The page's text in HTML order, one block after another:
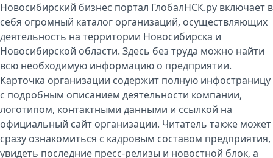
Новосибирский бизнес портал ГлобалНСК.ру включает в
себя огромный каталог организаций, осуществляющих
деятельность на территории Новосибирска и
Новосибирской области. Здесь без труда можно найти
всю необходимую информацию о предприятии.
Карточка организации содержит полную инфостраницу
с подробным описанием деятельности компании,
логотипом, контактными данными и ссылкой на
официальный сайт организации. Читатель также может
сразу ознакомиться с кадровым составом предприятия,
увидеть последние пресс-релизы и новостной блок, а